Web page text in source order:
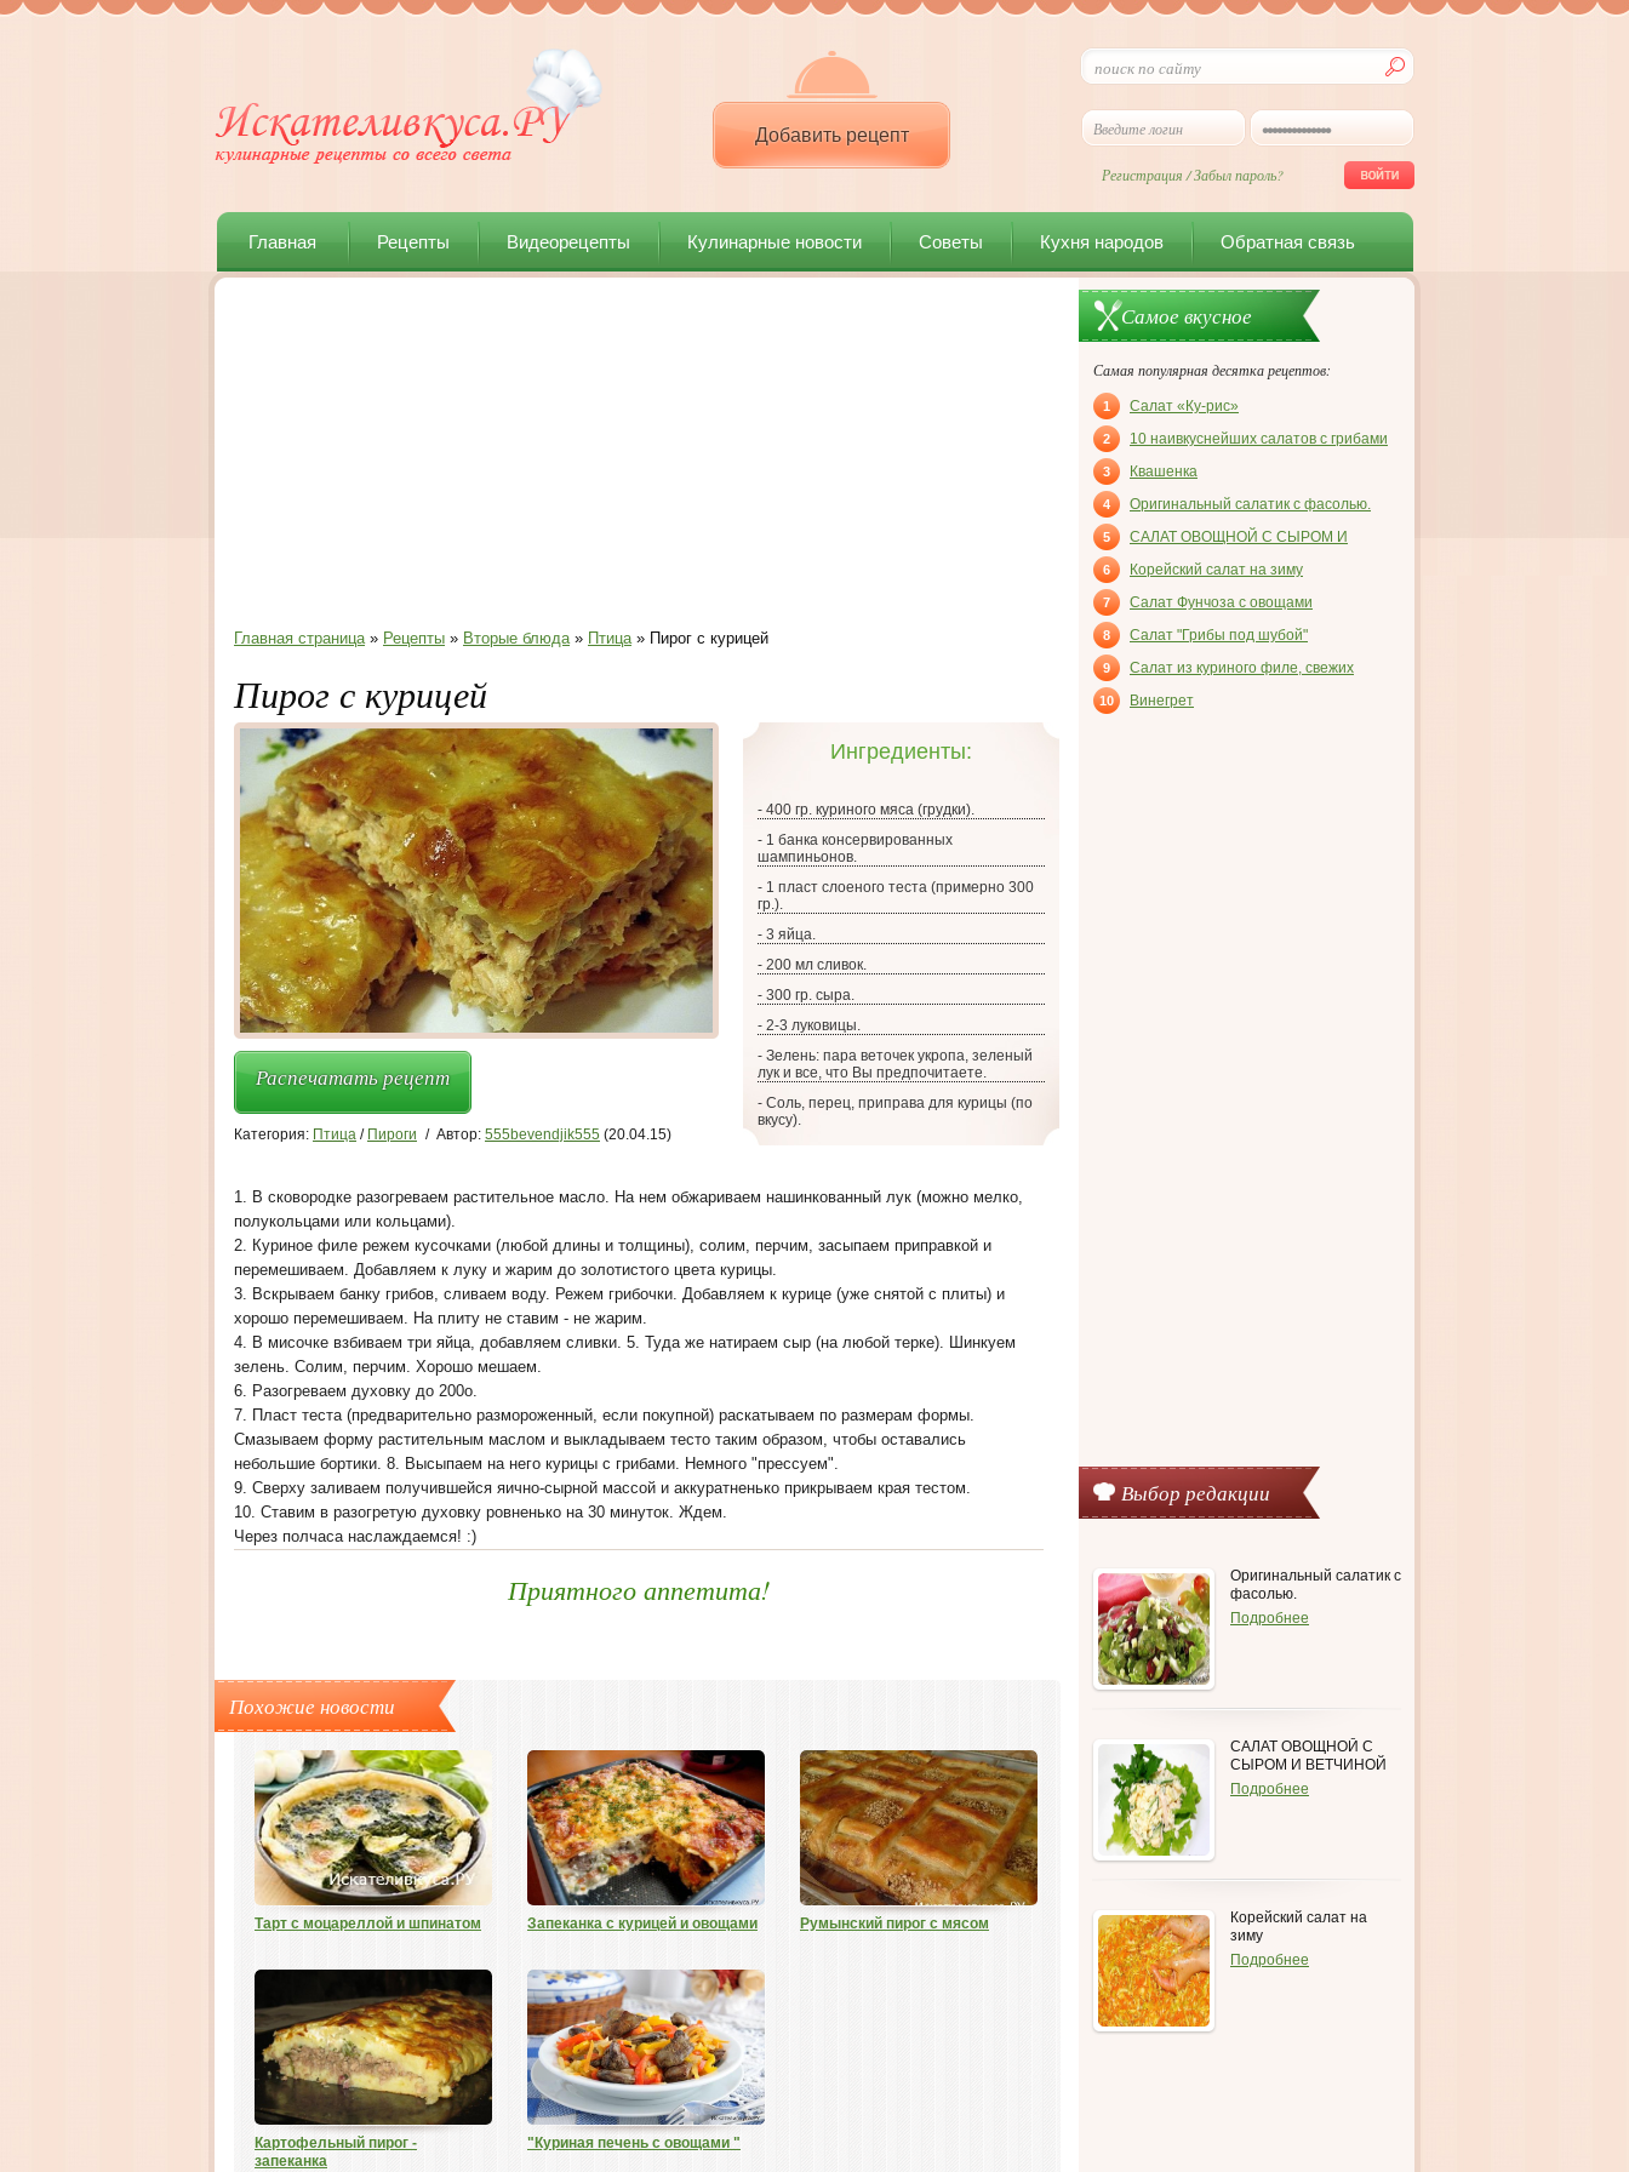
Добавить рецепт
Регистрация /Забыл пароль?
Главная Рецепты Видеорецепты Кулинарные новости Советы Кухня народов Обратная связь
Главная страница» Рецепты » Вторые блюда» Птица» Пирог с курицей
Пирог с курицей
Распечатать рецепт
Категория: Птица / Пироги / Автор: 555bevendjik555 (20.04.15)
Ингредиенты:
- 400 гр. куриного мяса (грудки).
- 1 банка консервированных
шампиньонов.
- 1 пласт слоеного теста (примерно 300
гр.).
- 3 яйца.
- 200 мл сливок.
- 300 гр. сыра.
- 2-3 луковицы.
- Зелень: пара веточек укропа, зеленый
лук и все, что Вы предпочитаете.
- Соль, перец, приправа для курицы (по
вкусу).
1. В сковородке разогреваем растительное масло. На нем обжариваем нашинкованный лук (можно мелко,
полукольцами или кольцами).
2. Куриное филе режем кусочками (любой длины и толщины), солим, перчим, засыпаем приправкой и
перемешиваем. Добавляем к луку и жарим до золотистого цвета курицы.
3. Вскрываем банку грибов, сливаем воду. Режем грибочки. Добавляем к курице (уже снятой с плиты) и
хорошо перемешиваем. На плиту не ставим - не жарим.
4. В мисочке взбиваем три яйца, добавляем сливки. 5. Туда же натираем сыр (на любой терке). Шинкуем
зелень. Солим, перчим. Хорошо мешаем.
6. Разогреваем духовку до 200о.
7. Пласт теста (предварительно размороженный, если покупной) раскатываем по размерам формы.
Смазываем форму растительным маслом и выкладываем тесто таким образом, чтобы оставались
небольшие бортики. 8. Высыпаем на него курицы с грибами. Немного "прессуем".
9. Сверху заливаем получившейся яично-сырной массой и аккуратненько прикрываем края тестом.
10. Ставим в разогретую духовку ровненько на 30 минуток. Ждем.
Через полчаса наслаждаемся! :)
Приятного аппетита!
Похожие новости
Тарт с моцареллой и шпинатом Запеканка с курицей и овощами Румынский пирог с мясом
Картофельный пирог -
запеканка
"Куриная печень с овощами "
Самое вкусное
Самая популярная десятка рецептов:
1 Салат «Ку-рис»
2 10 наивкуснейших салатов с грибами
3 Квашенка
4 Оригинальный салатик с фасолью.
5
САЛАТ ОВОЩНОЙ С СЫРОМ И
ВЕТЧИНОЙ
6 Корейский салат на зиму
7 Салат Фунчоза с овощами
8 Салат "Грибы под шубой"
9
Салат из куриного филе, свежих
огурцов и консервированных
10 Винегрет
Выбор редакции
Оригинальный салатик с
фасолью.
Подробнее
САЛАТ ОВОЩНОЙ С
СЫРОМ И ВЕТЧИНОЙ
Подробнее
Корейский салат на
зиму
Подробнее